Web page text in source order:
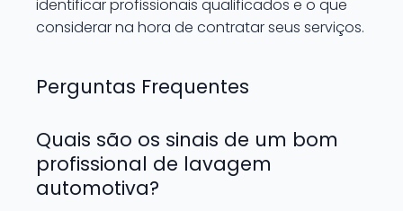
identificar profissionais qualificados e o que
considerar na hora de contratar seus serviços.
Perguntas Frequentes
Quais são os sinais de um bom
profissional de lavagem
automotiva?